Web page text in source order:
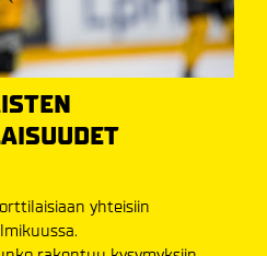
yhteisiin